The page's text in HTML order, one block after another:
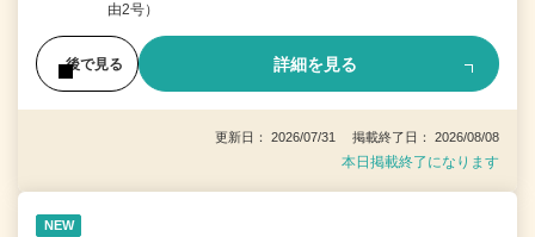
由2号）
後で見る 詳細を見る
更新日： 2026/07/31 掲載終了日： 2026/08/08
本日掲載終了になります
NEW